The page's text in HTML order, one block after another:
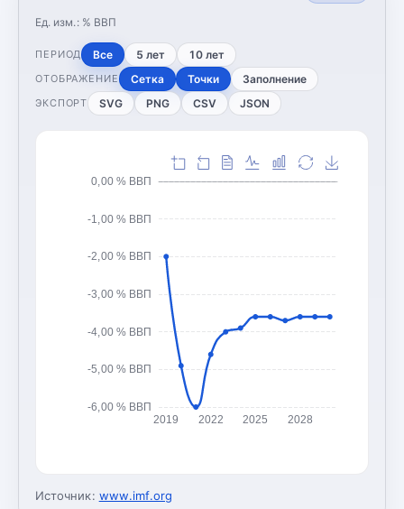
Ед. изм.: % ВВП
ПЕРИОД Все 5 лет 10 лет
ОТОБРАЖЕНИЕ Сетка Точки Заполнение
ЭКСПОРТ SVG PNG CSV JSON
-6,00 % ВВП
-5,00 % ВВП
-4,00 % ВВП
-3,00 % ВВП
-2,00 % ВВП
-1,00 % ВВП
0,00 % ВВП
2019 2022 2025 2028
Источник: www.imf.org